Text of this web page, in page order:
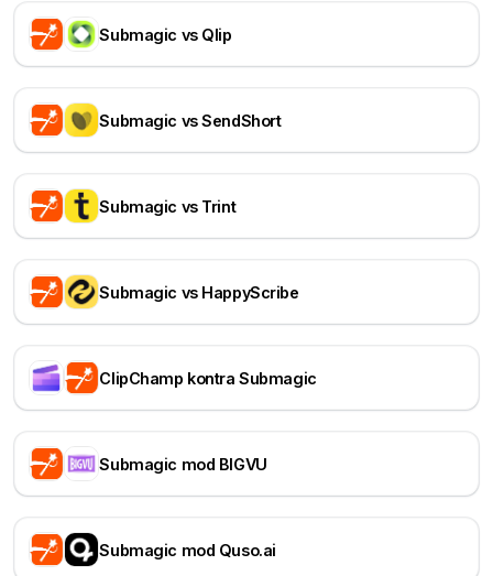
Submagic vs Qlip
Submagic vs SendShort
Submagic vs Trint
Submagic vs HappyScribe
ClipChamp kontra Submagic
Submagic mod BIGVU
Submagic mod Quso.ai